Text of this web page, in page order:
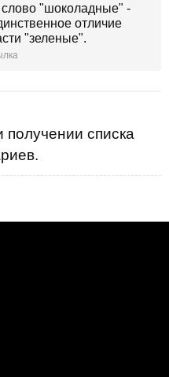
слово "шоколадные" -
отличие
"зеленые".
списка